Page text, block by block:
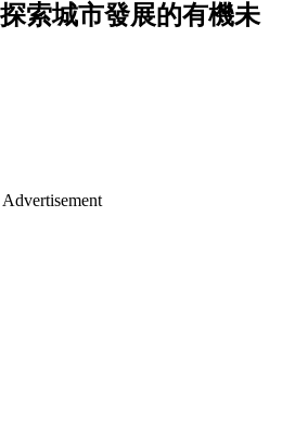
索城市發展的有機未
Advertisement